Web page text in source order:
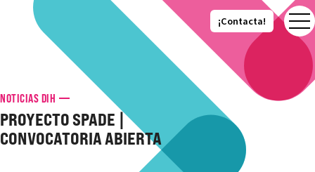
¡Contacta!
¡Contacta!
NOTICIAS DIH
PROYECTO SPADE |
CONVOCATORIA ABIERTA